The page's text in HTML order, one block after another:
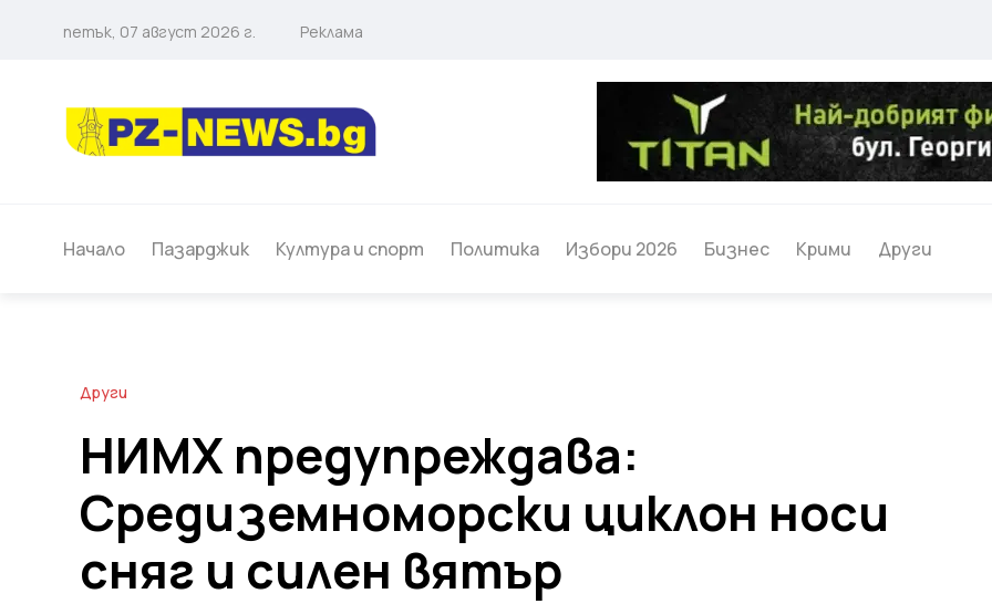
петък, 07 август 2026 г. Реклама
Начало Пазарджик Култура и спорт Политика Избори 2026 Бизнес Крими Други
Други
НИМХ предупреждава:
Средиземноморски циклон носи
сняг и силен вятър